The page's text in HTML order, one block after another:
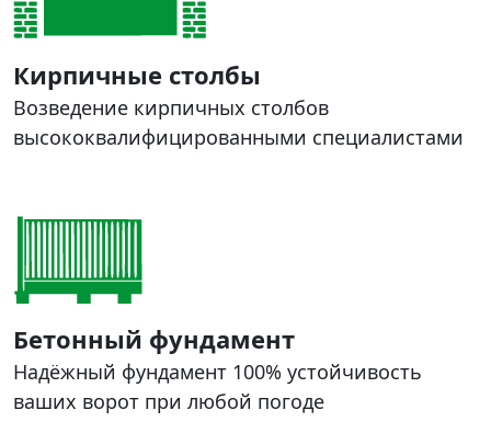
Кирпичные столбы
Возведение кирпичных столбов
высококвалифицированными специалистами
Бетонный фундамент
Надёжный фундамент 100% устойчивость
ваших ворот при любой погоде